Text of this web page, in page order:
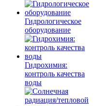
Гидрологическое
оборудование
Гидрохимия:
контроль качества
воды